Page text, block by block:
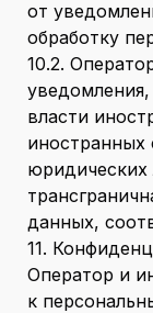
от
обработку
10.2.
уведомления,
власти
иностранных
юридических
данных,
11.
Оператор и
к